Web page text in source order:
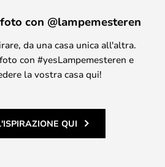
con @lampemesteren
da una casa unica all'altra.
con #yesLampemesteren e
la vostra casa qui!
QUI